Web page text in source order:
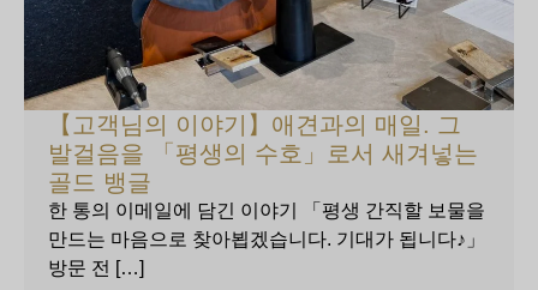
【고객님의 이야기】애견과의 매일. 그
발걸음을 「평생의 수호」로서 새겨넣는
골드 뱅글
한 통의 이메일에 담긴 이야기 「평생 간직할 보물을
만드는 마음으로 찾아뵙겠습니다. 기대가 됩니다♪」
방문 전 […]